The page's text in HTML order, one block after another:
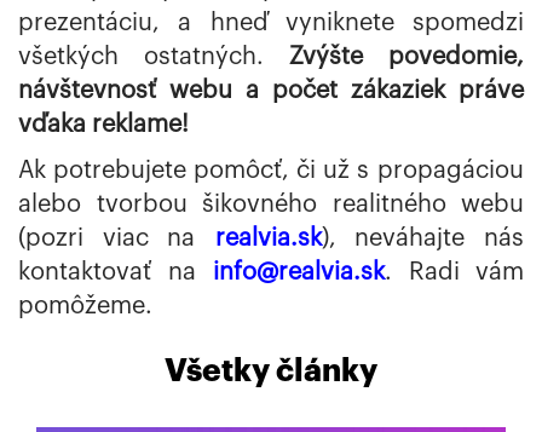
prezentáciu, a hneď vyniknete spomedzi
všetkých ostatných.Zvýšte povedomie,
návštevnosť webu a počet zákaziek práve
vďaka reklame!
Ak potrebujete pomôcť, či už s propagáciou
alebo tvorbou šikovného realitného webu
(pozri viac na
realvia.sk), neváhajte nás
kontaktovať na info@realvia.sk. Radi vám
pomôžeme.
Všetky články